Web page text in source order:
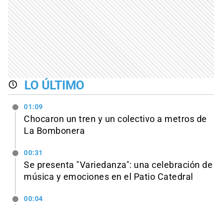
LO ÚLTIMO
01:09
Chocaron un tren y un colectivo a metros de
La Bombonera
00:31
Se presenta "Variedanza": una celebración de
música y emociones en el Patio Catedral
00:04